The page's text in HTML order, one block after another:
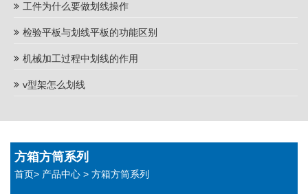
工件为什么要做划线操作
检验平板与划线平板的功能区别
机械加工过程中划线的作用
v型架怎么划线
方箱方筒系列
首页> 产品中心 > 方箱方筒系列